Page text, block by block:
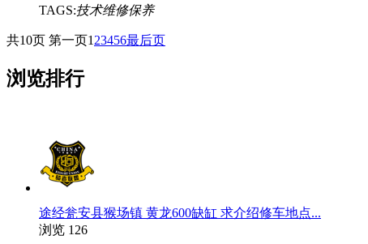
TAGS:技术维修保养
共10页 第一页1 23456最后页
浏览排行
途经瓮安县猴场镇 黄龙600缺缸 求介绍修车地点...
浏览 126